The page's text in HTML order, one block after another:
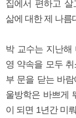
집에서 편하고
삶에 대한 제 나름
박 교수는 지난해
영 약속을 모두
부 문을 닫는 바
울방학은 바쁘게
이 되면 1년간 미